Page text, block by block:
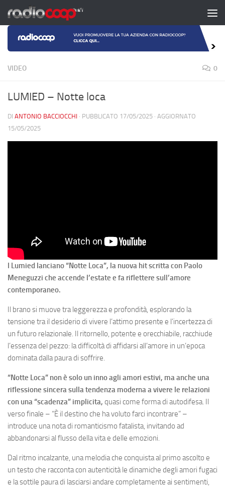
Salta al contenuto
VIDEO 0
LUMIED – Notte loca
DI ANTONIO BACCIOCCHI · PUBBLICATO 17/05/2025 · AGGIORNATO
15/05/2025
I Lumied lanciano “Notte Loca”, la nuova hit scritta con Paolo
Meneguzzi che accende l’estate e fa riflettere sull’amore
contemporaneo.
Il brano si muove tra leggerezza e profondità, esplorando la
tensione tra il desiderio di vivere l’attimo presente e l’incertezza di
un futuro relazionale. Il ritornello, potente e orecchiabile, racchiude
l’essenza del pezzo: la difficoltà di affidarsi all’amore in un’epoca
dominata dalla paura di soffrire.
“Notte Loca” non è solo un inno agli amori estivi, ma anche una
riflessione sincera sulla tendenza moderna a vivere le relazioni
con una “scadenza” implicita, quasi come forma di autodifesa. Il
verso finale – “È il destino che ha voluto farci incontrare” –
introduce una nota di romanticismo fatalista, invitando ad
abbandonarsi al flusso della vita e delle emozioni.
Dal ritmo incalzante, una melodia che conquista al primo ascolto e
un testo che racconta con autenticità le dinamiche degli amori fugaci
e la sottile paura di lasciarsi andare completamente ai sentimenti,